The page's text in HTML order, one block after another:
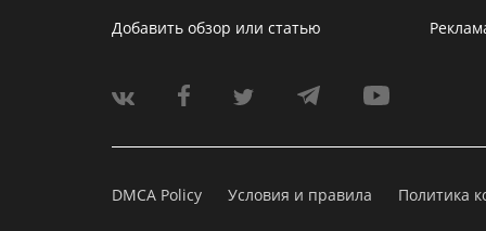
Добавить обзор или статью
DMCA Policy Условия и правила Политика